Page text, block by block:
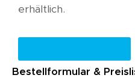
erhältlich.
Bestellformular &